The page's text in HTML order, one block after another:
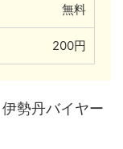
無料
200円
勢丹バイヤー